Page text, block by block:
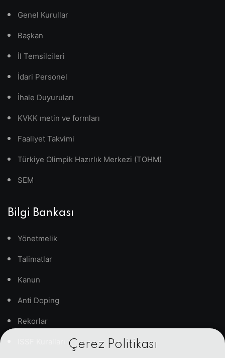
Çerez Politikası
Genel Kurullar
Başkan
İl Temsilcileri
İdari Personel
İhale Duyuruları
KVKK metin ve formları
Faaliyet Takvimi
Türkiye Olimpik Hazırlık Merkezi (TOHM)
SEM
Bilgi Bankası
Yönetmelik
Talimatlar
Kanun
Anti Doping
Rekorlar